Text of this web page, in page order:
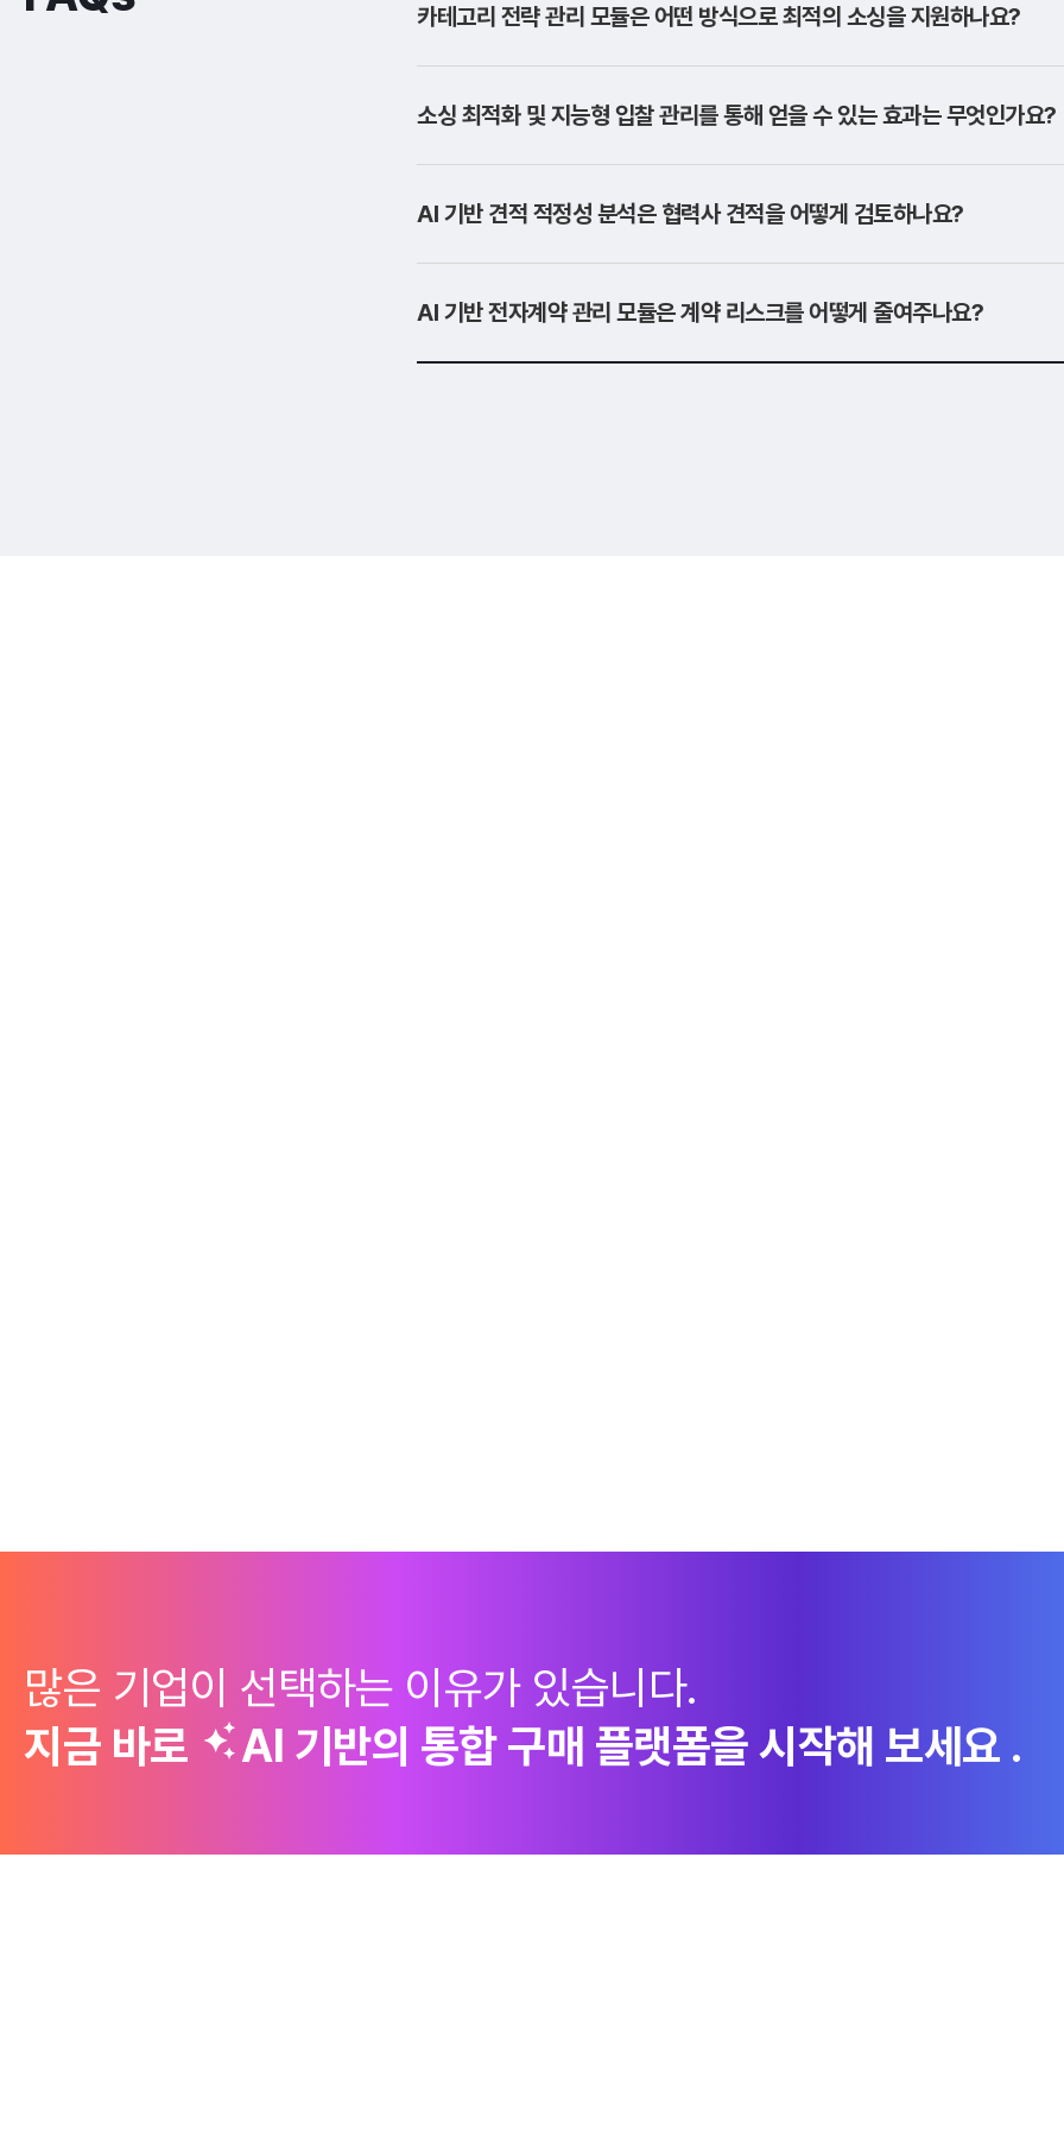
카테고리 전략 관리 모듈은 어떤 방식으로 최적의 소싱을 지원하나요?
소싱 최적화 및 지능형 입찰 관리를 통해 얻을 수 있는 효과는 무엇인가요?
AI 기반 견적 적정성 분석은 협력사 견적을 어떻게 검토하나요?
AI 기반 전자계약 관리 모듈은 계약 리스크를 어떻게 줄여주나요?
많은 기업이 선택하는 이유가 있습니다.
지금 바로
AI 기반의 통합 구매 플랫폼을 시작해 보세요 .